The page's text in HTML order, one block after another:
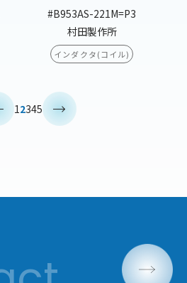
#B953AS-221M=P3
村田製作所
インダクタ(コイル)
12345